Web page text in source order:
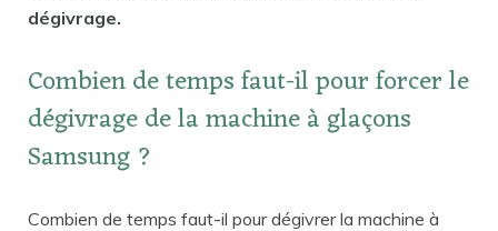
dégivrage.
Combien de temps faut-il pour forcer le
dégivrage de la machine à glaçons
Samsung ?
Combien de temps faut-il pour dégivrer la machine à